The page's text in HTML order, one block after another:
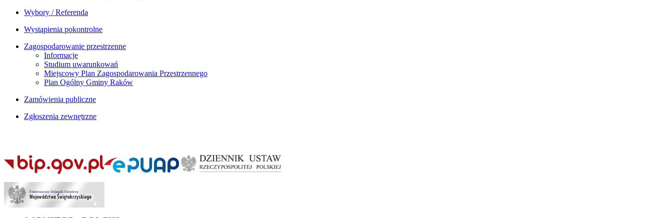
Wybory / Referenda
Wystąpienia pokontrolne
Zagospodarowanie przestrzenne
Informacje
Studium uwarunkowań
Miejscowy Plan Zagospodarowania Przestrzennego
Plan Ogólny Gminy Raków
Zamówienia publiczne
Zgłoszenia zewnętrzne